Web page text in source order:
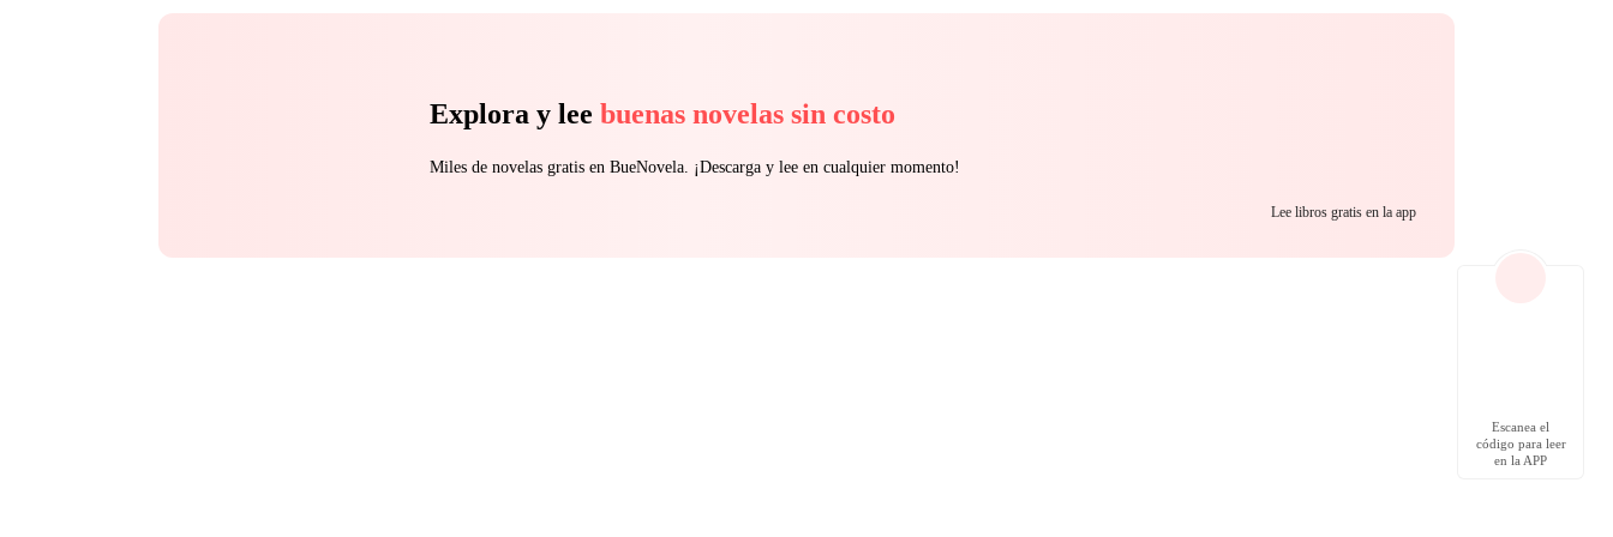
Explora y lee buenas novelas sin costo
Miles de novelas gratis en BueNovela. ¡Descarga y lee en cualquier momento!
Lee libros gratis en la app
Escanea el
código para leer
en la APP